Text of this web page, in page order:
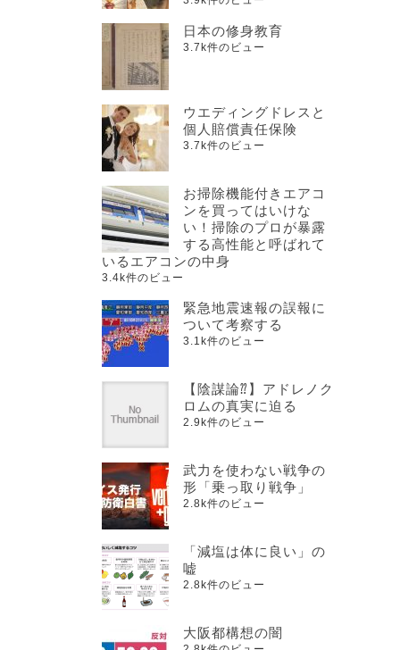
日本の修身教育
3.7k件のビュー
ウエディングドレスと
個人賠償責任保険
3.7k件のビュー
お掃除機能付きエアコ
ンを買ってはいけな
い！掃除のプロが暴露
する高性能と呼ばれて
いるエアコンの中身
3.4k件のビュー
緊急地震速報の誤報に
ついて考察する
3.1k件のビュー
【陰謀論⁇】アドレノク
ロムの真実に迫る
2.9k件のビュー
武力を使わない戦争の
形「乗っ取り戦争」
2.8k件のビュー
「減塩は体に良い」の
嘘
2.8k件のビュー
大阪都構想の闇